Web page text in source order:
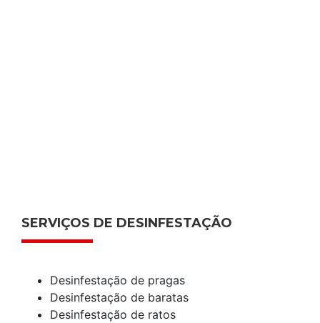
SERVIÇOS DE DESINFESTAÇÃO
Desinfestação de pragas
Desinfestação de baratas
Desinfestação de ratos